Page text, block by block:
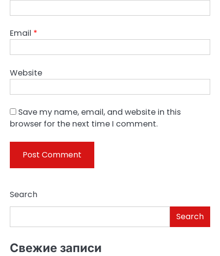
Email *
Website
Save my name, email, and website in this
browser for the next time I comment.
Search
Search
Свежие записи